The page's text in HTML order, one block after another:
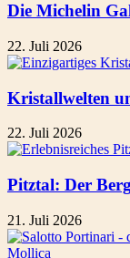
Die Michelin
22. Juli 2026
Kristallwelten
22. Juli 2026
Pitztal: Der
21. Juli 2026